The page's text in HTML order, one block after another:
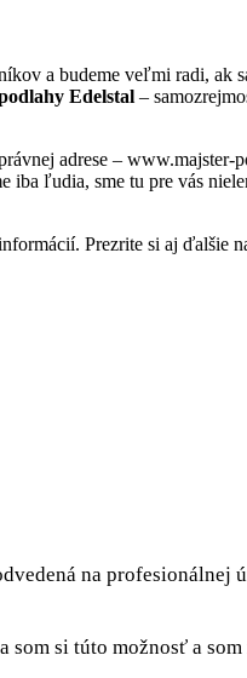
a budeme veľmi radi, ak
Edelstal –
adrese –
ľudia, sme tu pre vás
Prezrite si aj ďalšie
na profesionálnej
si túto možnosť a